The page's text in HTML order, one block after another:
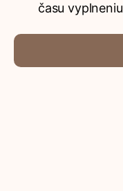
času